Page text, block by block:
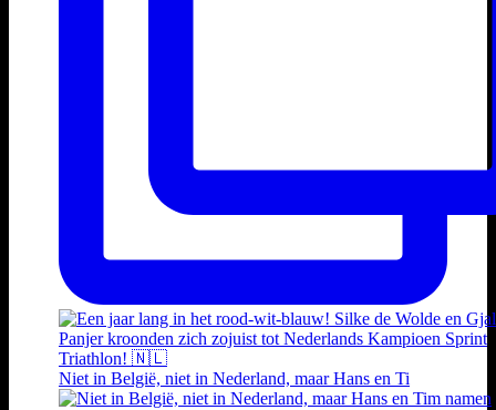
Niet in België, niet in Nederland, maar Hans en Ti